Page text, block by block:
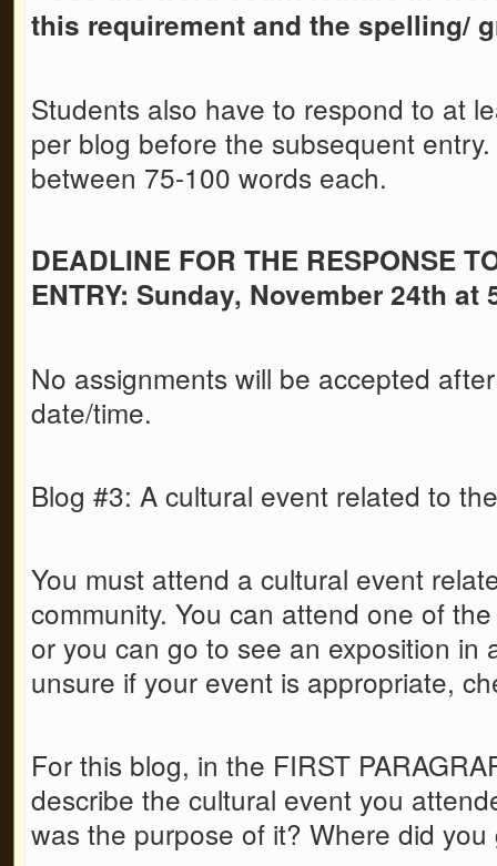
this requirement and the spelling/
Students also have to respond to at
per blog before the subsequent
between 75-100 words each.
DEADLINE FOR THE RESPONSE
ENTRY: Sunday, November 24th at
No assignments will be accepted
date/time.
Blog #3: A cultural event related to
You must attend a cultural event
community. You can attend one of
or you can go to see an exposition in
unsure if your event is appropriate,
For this blog, in the FIRST
describe the cultural event you
was the purpose of it? Where did